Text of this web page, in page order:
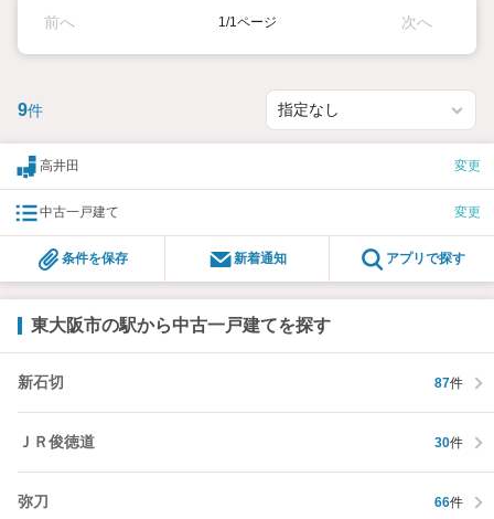
前へ 1/1ページ 次へ
9件
高井田 変更
中古一戸建て 変更
条件を保存 新着通知 アプリで探す
東大阪市の駅から中古一戸建てを探す
新石切 87件
ＪＲ俊徳道 30件
弥刀 66件